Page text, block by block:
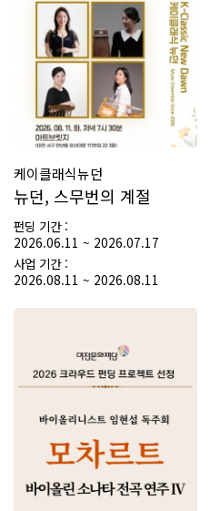
케이클래식뉴던
뉴던, 스무번의 계절
펀딩 기간 :
2026.06.11 ~ 2026.07.17
사업 기간 :
2026.08.11 ~ 2026.08.11